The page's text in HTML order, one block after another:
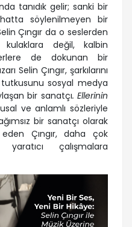
tanıdık gelir; sanki bir
söylenilmeyen bir
Çıngır da o seslerden
değil, kalbin
de dokunan bir
Selin Çıngır, şarkılarını
sosyal medya
bir sanatçı. Ellerinin
ve anlamlı sözleriyle
bir sanatçı olarak
Çıngır, daha çok
çalışmalara